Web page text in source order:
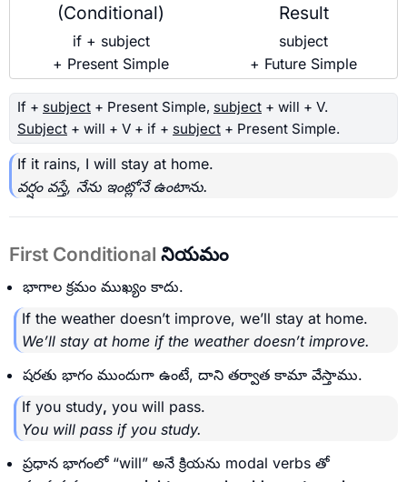
(Conditional)
Result
if + subject
+ Present Simple
subject
+ Future Simple
If + subject + Present Simple, subject + will + V.
Subject + will + V + if + subject + Present Simple.
If it rains, I will stay at home.
వర్షం వస్తే, నేను ఇంట్లోనే ఉంటాను.
First Conditional నియమం
భాగాల క్రమం ముఖ్యం కాదు.
If the weather doesn’t improve, we’ll stay at home.
We’ll stay at home if the weather doesn’t improve.
షరతు భాగం ముందుగా ఉంటే, దాని తర్వాత కామా వేస్తాము.
If you study, you will pass.
You will pass if you study.
ప్రధాన భాగంలో “will” అనే క్రియను modal verbs తో